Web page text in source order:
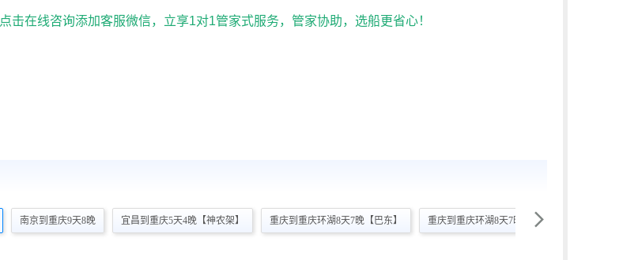
点击在线咨询添加客服微信，立享1对1管家式服务，管家协助，选船更省心！
南京到重庆9天8晚 宜昌到重庆5天4晚【神农架】 重庆到重庆环湖8天7晚【巴东】 重庆到重庆环湖8天7晚【神农架】
